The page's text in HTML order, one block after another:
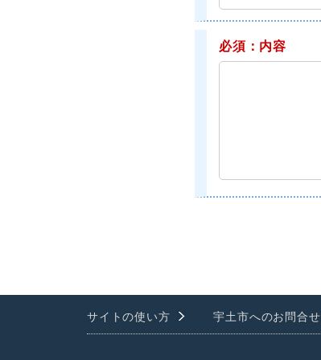
必須：内容
サイトの使い方 宇土市へのお問合せ